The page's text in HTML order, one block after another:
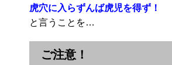
虎穴に入らずんば虎児を得ず！
と言うことを…
ご注意！